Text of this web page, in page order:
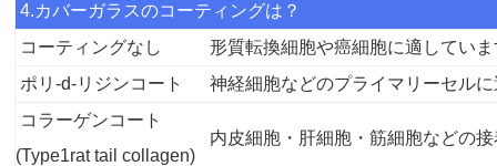
4.カバーガラスのコーティングは？
コーティングなし
形質転換細胞や癌細胞に適してい
ポリ-d-リジンコート
神経細胞などのプライマリーセル
コラーゲンコート
(Type1rat tail collagen)
内皮細胞・肝細胞・筋細胞などの